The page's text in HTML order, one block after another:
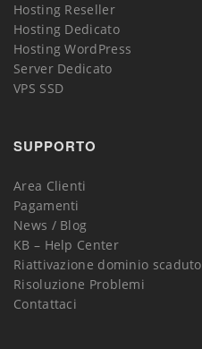
Hosting Reseller
Hosting Dedicato
Hosting WordPress
Server Dedicato
VPS SSD
SUPPORTO
Area Clienti
Pagamenti
News / Blog
KB – Help Center
Riattivazione dominio scaduto
Risoluzione Problemi
Contattaci